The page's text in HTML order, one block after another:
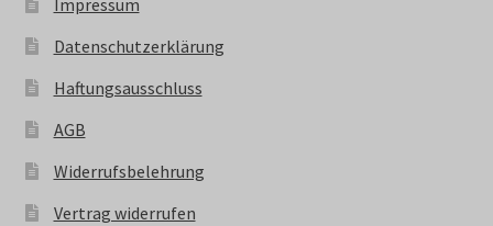
Impressum
Datenschutzerklärung
Haftungsausschluss
AGB
Widerrufsbelehrung
Vertrag widerrufen